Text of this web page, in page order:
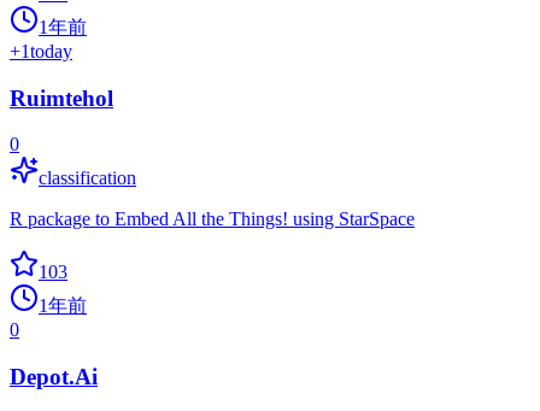
1年前
+1today
Ruimtehol
0
classification
R package to Embed All the Things! using StarSpace
103
1年前
0
Depot.Ai